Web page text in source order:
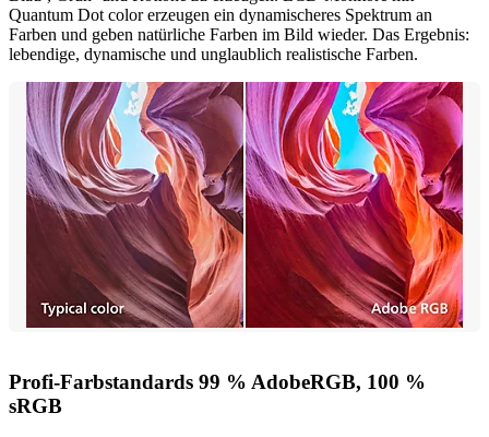
Quantum Dot color erzeugen ein dynamischeres Spektrum an
Farben und geben natürliche Farben im Bild wieder. Das Ergebnis:
lebendige, dynamische und unglaublich realistische Farben.
Profi-Farbstandards 99 % AdobeRGB, 100 %
sRGB